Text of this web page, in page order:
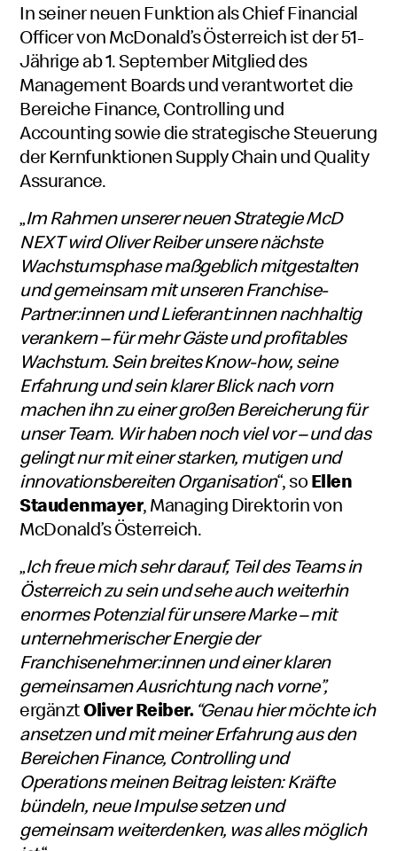
In seiner neuen Funktion als Chief Financial
Officer von McDonald’s Österreich ist der 51-
Jährige ab 1. September Mitglied des
Management Boards und verantwortet die
Bereiche Finance, Controlling und
Accounting sowie die strategische Steuerung
der Kernfunktionen Supply Chain und Quality
Assurance.
„Im Rahmen unserer neuen Strategie McD
NEXT wird Oliver Reiber unsere nächste
Wachstumsphase maßgeblich mitgestalten
und gemeinsam mit unseren Franchise-
Partner:innen und Lieferant:innen nachhaltig
verankern – für mehr Gäste und profitables
Wachstum. Sein breites Know-how, seine
Erfahrung und sein klarer Blick nach vorn
machen ihn zu einer großen Bereicherung für
unser Team. Wir haben noch viel vor – und das
gelingt nur mit einer starken, mutigen und
innovationsbereiten Organisation“, soEllen
Staudenmayer, Managing Direktorin von
McDonald’s Österreich.
„Ich freue mich sehr darauf, Teil des Teams in
Österreich zu sein und sehe auch weiterhin
enormes Potenzial für unsere Marke – mit
unternehmerischer Energie der
Franchisenehmer:innen und einer klaren
gemeinsamen Ausrichtung nach vorne”,
ergänztOliver Reiber.“Genau hier möchte ich
ansetzen und mit meiner Erfahrung aus den
Bereichen Finance, Controlling und
Operations meinen Beitrag leisten: Kräfte
bündeln, neue Impulse setzen und
gemeinsam weiterdenken, was alles möglich